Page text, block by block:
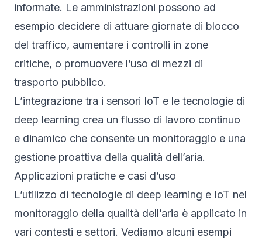
informate. Le amministrazioni possono ad
esempio decidere di attuare giornate di blocco
del traffico, aumentare i controlli in zone
critiche, o promuovere l’uso di mezzi di
trasporto pubblico.
L’integrazione tra i sensori IoT e le tecnologie di
deep learning crea un flusso di lavoro continuo
e dinamico che consente un monitoraggio e una
gestione proattiva della qualità dell’aria.
Applicazioni pratiche e casi d’uso
L’utilizzo di tecnologie di deep learning e IoT nel
monitoraggio della qualità dell’aria è applicato in
vari contesti e settori. Vediamo alcuni esempi